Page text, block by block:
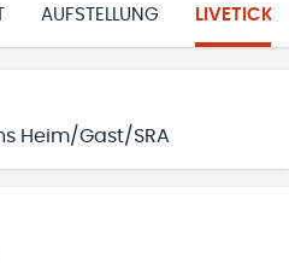
AUFSTELLUNG
Heim/Gast/SRA